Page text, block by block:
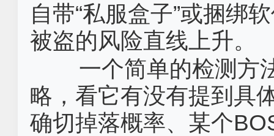
自带“私服盒子”或捆绑
被盗的风险直线上升。
一个简单的检测方
略，看它有没有提到
确切掉落概率、某个